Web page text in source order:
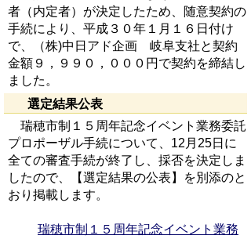
者（内定者）が決定したため、随意契約の
手続により、平成３０年１月１６日付け
で、（株)中日アド企画 岐阜支社と契約
金額９，９９０，０００円で契約を締結し
ました。
選定結果公表
瑞穂市制１５周年記念イベント業務委託
プロポーザル手続について、12月25日に
全ての審査手続が終了し、採否を決定しま
したので、【選定結果の公表】を別添のと
おり掲載します。
瑞穂市制１５周年記念イベント業務